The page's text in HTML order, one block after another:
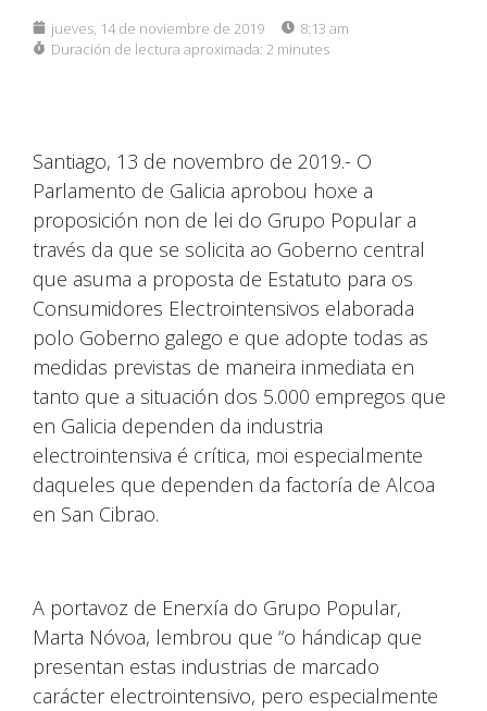
jueves, 14 de noviembre de 2019
8:13 am
Duración de lectura aproximada: 2 minutes
Santiago, 13 de novembro de 2019.- O
Parlamento de Galicia aprobou hoxe a
proposición non de lei do Grupo Popular a
través da que se solicita ao Goberno central
que asuma a proposta de Estatuto para os
Consumidores Electrointensivos elaborada
polo Goberno galego e que adopte todas as
medidas previstas de maneira inmediata en
tanto que a situación dos 5.000 empregos que
en Galicia dependen da industria
electrointensiva é crítica, moi especialmente
daqueles que dependen da factoría de Alcoa
en San Cibrao.
A portavoz de Enerxía do Grupo Popular,
Marta Nóvoa, lembrou que “o hándicap que
presentan estas industrias de marcado
carácter electrointensivo, pero especialmente